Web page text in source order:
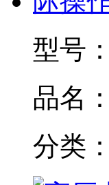
型号：
品名：
分类：